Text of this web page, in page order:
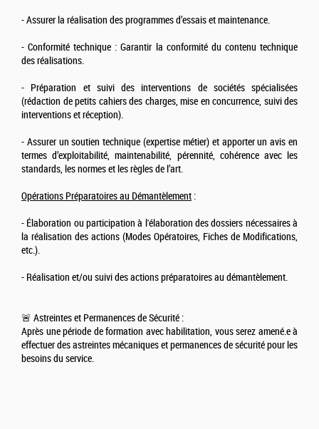
- Assurer la réalisation des programmes d’essais et maintenance.
- Conformité technique : Garantir la conformité du contenu technique
des réalisations.
- Préparation et suivi des interventions de sociétés spécialisées
(rédaction de petits cahiers des charges, mise en concurrence, suivi des
interventions et réception).
- Assurer un soutien technique (expertise métier) et apporter un avis en
termes d’exploitabilité, maintenabilité, pérennité, cohérence avec les
standards, les normes et les règles de l’art.
Opérations Préparatoires au Démantèlement :
- Élaboration ou participation à l'élaboration des dossiers nécessaires à
la réalisation des actions (Modes Opératoires, Fiches de Modifications,
etc.).
- Réalisation et/ou suivi des actions préparatoires au démantèlement.
🚨 Astreintes et Permanences de Sécurité :
Après une période de formation avec habilitation, vous serez amené.e à
effectuer des astreintes mécaniques et permanences de sécurité pour les
besoins du service.